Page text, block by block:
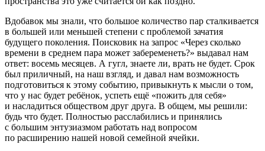
Вдобавок мы знали, что большое количество пар сталкивается
в большей или меньшей степени с проблемой зачатия
будущего поколения. Поисковик на запрос «Через сколько
времени в среднем пара может забеременеть?» выдавал нам
ответ: восемь месяцев. А гугл, знаете ли, врать не будет. Срок
был приличный, на наш взгляд, и давал нам возможность
подготовиться к этому событию, привыкнуть к мысли о том,
что у нас будет ребёнок, успеть ещё «пожить для себя»
и насладиться обществом друг друга. В общем, мы решили:
будь что будет. Полностью расслабились и принялись
с большим энтузиазмом работать над вопросом
по расширению нашей новой семейной ячейки.